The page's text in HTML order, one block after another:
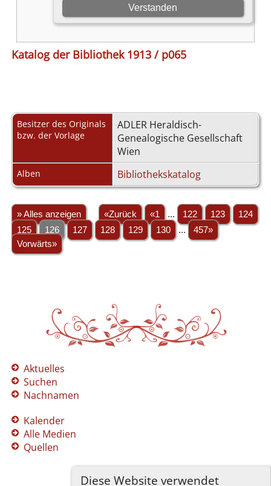
Diese Website verwendet
Katalog der Bibliothek 1913 / p065
Besitzer des Originals
bzw. der Vorlage
ADLER Heraldisch-
Genealogische Gesellschaft
Wien
Alben Bibliothekskatalog
» Alles anzeigen «Zurück «1 ... 122 123
124
125
126 127 128 129 130 ...
457»
Vorwärts»
Aktuelles
Suchen
Nachnamen
Kalender
Alle Medien
Quellen